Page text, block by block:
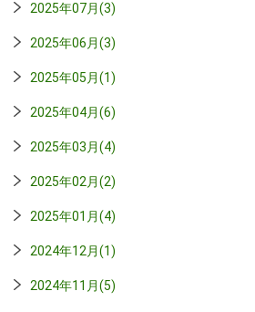
2025年07月(3)
2025年06月(3)
2025年05月(1)
2025年04月(6)
2025年03月(4)
2025年02月(2)
2025年01月(4)
2024年12月(1)
2024年11月(5)